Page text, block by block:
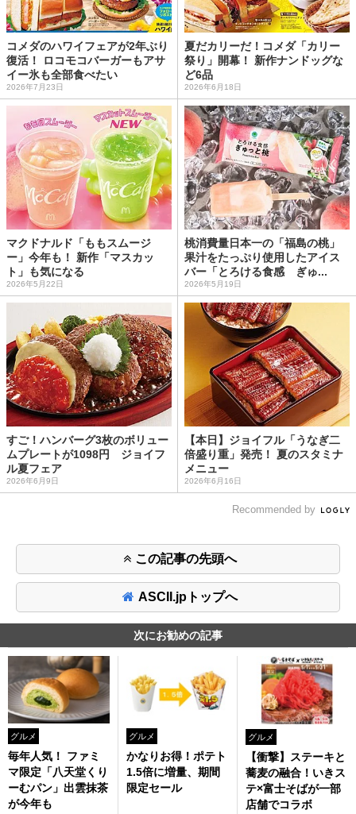
コメダのハワイフェアが2年ぶり
復活！ ロコモコバーガーもアサ
イー氷も全部食べたい
2026年7月23日
夏だカリーだ！コメダ「カリー
祭り」開幕！ 新作ナンドッグな
ど6品
2026年6月18日
マクドナルド「ももスムージ
ー」今年も！ 新作「マスカッ
ト」も気になる
2026年5月22日
桃消費量日本一の「福島の桃」
果汁をたっぷり使用したアイス
バー「とろける食感 ぎゅ...
2026年5月19日
すご！ハンバーグ3枚のボリュー
ムプレートが1098円 ジョイフ
ル夏フェア
2026年6月9日
【本日】ジョイフル「うなぎ二
倍盛り重」発売！ 夏のスタミナ
メニュー
2026年6月16日
Recommended by
この記事の先頭へ
ASCII.jpトップへ
次にお勧めの記事
グルメ
毎年人気！ ファミ
マ限定「八天堂くり
ーむパン」出雲抹茶
が今年も
グルメ
かなりお得！ポテト
1.5倍に増量、期間
限定セール
グルメ
【衝撃】ステーキと
蕎麦の融合！いきス
テ×富士そばが一部
店舗でコラボ